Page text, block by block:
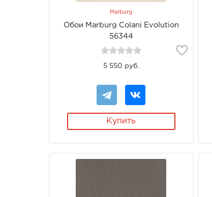
Marburg
Обои Marburg Colani Evolution
56344
5 550 руб.
Купить